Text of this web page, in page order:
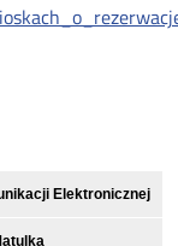
Elektronicznej